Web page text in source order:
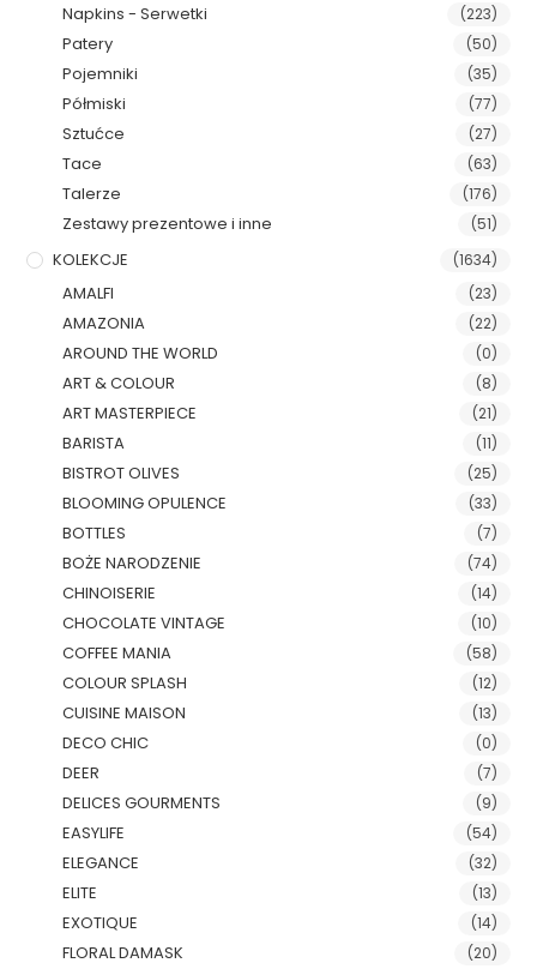
Napkins - Serwetki (223)
Patery (50)
Pojemniki (35)
Półmiski (77)
Sztućce (27)
Tace (63)
Talerze (176)
Zestawy prezentowe i inne (51)
KOLEKCJE (1634)
AMALFI (23)
AMAZONIA (22)
AROUND THE WORLD (0)
ART & COLOUR (8)
ART MASTERPIECE (21)
BARISTA (11)
BISTROT OLIVES (25)
BLOOMING OPULENCE (33)
BOTTLES (7)
BOŻE NARODZENIE (74)
CHINOISERIE (14)
CHOCOLATE VINTAGE (10)
COFFEE MANIA (58)
COLOUR SPLASH (12)
CUISINE MAISON (13)
DECO CHIC (0)
DEER (7)
DELICES GOURMENTS (9)
EASYLIFE (54)
ELEGANCE (32)
ELITE (13)
EXOTIQUE (14)
FLORAL DAMASK (20)